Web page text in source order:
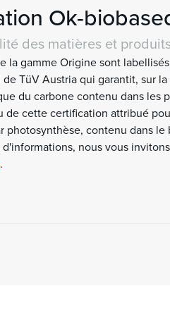
Ok-
des matières et produits
la gamme Origine sont
TüV Austria qui garantit, sur la
du carbone contenu dans les
de cette certification attribué
photosynthèse, contenu dans le
d'informations, nous vous
.